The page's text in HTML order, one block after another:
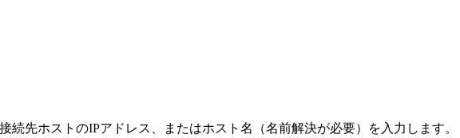
先ホストのIPアドレス、またはホスト名（名前解決が必要）を入力します。